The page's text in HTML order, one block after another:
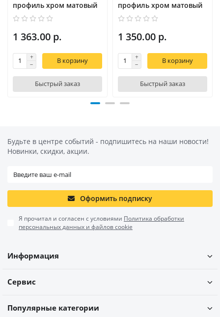
профиль хром матовый
1 363.00 р.
В корзину
Быстрый заказ
профиль хром матовый
1 350.00 р.
В корзину
Быстрый заказ
Будьте в центре событий - подпишитесь на наши новости!
Новинки, скидки, акции.
Оформить подписку
Я прочитал и согласен с условиями Политика обработки
персональных данных и файлов cookie
Информация
Сервис
Популярные категории